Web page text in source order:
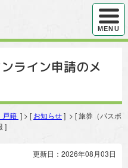
ハンバ
MENU
ライン申請のメ
戸籍 ] > [ お知らせ] > [ 旅券（パスポ
]
更新日：2026年08月03日